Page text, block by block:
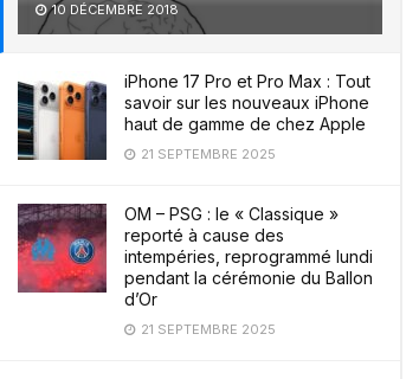
10 DÉCEMBRE 2018
iPhone 17 Pro et Pro Max : Tout
savoir sur les nouveaux iPhone
haut de gamme de chez Apple
21 SEPTEMBRE 2025
OM – PSG : le « Classique »
reporté à cause des
intempéries, reprogrammé lundi
pendant la cérémonie du Ballon
d’Or
21 SEPTEMBRE 2025